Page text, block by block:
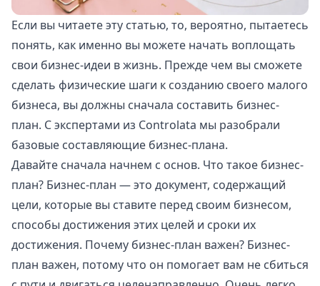
Если вы читаете эту статью, то, вероятно, пытаетесь
понять, как именно вы можете начать воплощать
свои бизнес-идеи в жизнь. Прежде чем вы сможете
сделать физические шаги к созданию своего малого
бизнеса, вы должны сначала составить бизнес-
план. С экспертами из Controlata мы разобрали
базовые составляющие бизнес-плана.
Давайте сначала начнем с основ. Что такое бизнес-
план? Бизнес-план — это документ, содержащий
цели, которые вы ставите перед своим бизнесом,
способы достижения этих целей и сроки их
достижения. Почему бизнес-план важен? Бизнес-
план важен, потому что он помогает вам не сбиться